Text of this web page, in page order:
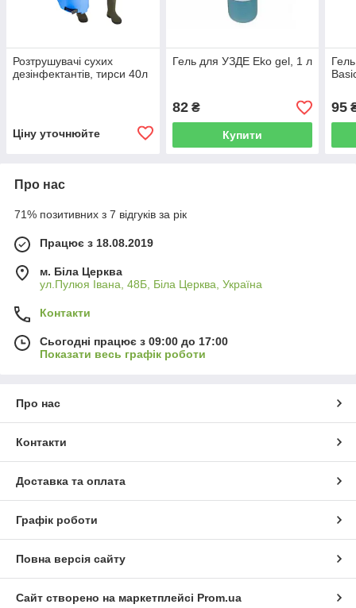
Розтрушувачі сухих
дезінфектантів, тирси 40л
Ціну уточнюйте
Гель для УЗДE Eko gel, 1 л
82₴
Купити
95
Про нас
71% позитивних з 7 відгуків за рік
Працює з 18.08.2019
м. Біла Церква
ул.Пулюя Івана, 48Б, Біла Церква, Україна
Контакти
Сьогодні працює з 09:00 до 17:00
Показати весь графік роботи
Про нас
Контакти
Доставка та оплата
Графік роботи
Повна версія сайту
Сайт створено на маркетплейсі Prom.ua